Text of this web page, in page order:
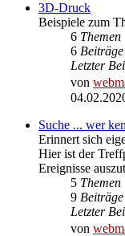
3D-Druck
Beispiele zum
6 Themen
6 Beiträge
Letzter
von
Suche ... wer
Erinnert sich
Hier ist der
Ereignisse
5 Themen
9 Beiträge
Letzter
von